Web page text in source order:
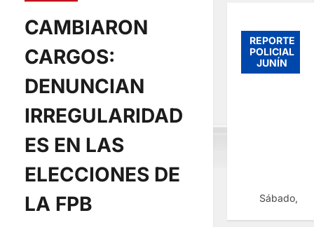
CAMBIARON
CARGOS:
DENUNCIAN
IRREGULARIDAD
ES EN LAS
ELECCIONES DE
LA FPB
REPORTE
POLICIAL
JUNÍN
Sábado,